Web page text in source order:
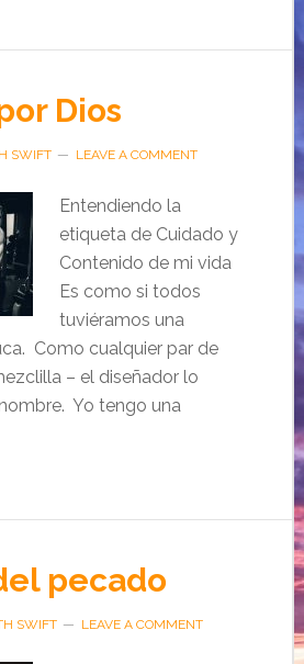
Dios
SWIFT LEAVE A COMMENT
Entendiendo la
etiqueta de Cuidado y
Contenido de mi vida
Es como si todos
tuviéramos una
Como cualquier par de
– el diseñador lo
Yo tengo una
pecado
SWIFT LEAVE A COMMENT